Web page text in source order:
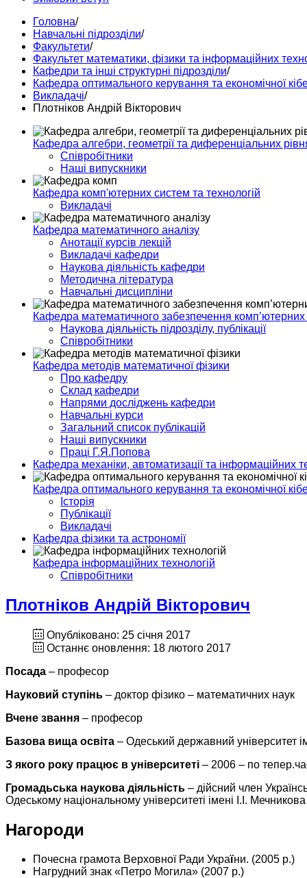
Головна/
Навчальні підрозділи/
Факультети/
Факультет математики, фізики та інформаційних
Кафедри та інші структурні підрозділи/
Кафедра оптимального керування та економічної
Викладачі/
Плотніков Андрій Вікторович
Кафедра алгебри, геометрії та диференціальних
Співробітники
Наші випускники
Кафедра комп'ютерних систем та технологій
Викладачі
Кафедра математичного аналізу
Анотації курсів лекцій
Викладачі кафедри
Наукова діяльність кафедри
Методична література
Навчальні дисципліни
Кафедра математичного забезпечення
Наукова діяльність підрозділу, публікації
Співробітники
Кафедра методів математичної фізики
Про кафедру
Склад кафедри
Напрями досліджень кафедри
Навчальні курси
Загальний список публікацій
Наші випускники
Праці Г.Я.Попова
Кафедра механіки, автоматизації та інформаційних
Кафедра оптимального керування та економічної
Історія
Публікації
Викладачі
Кафедра фізики та астрономії
Кафедра інформаційних технологій
Спiвробiтники
Плотніков Андрій Вікторович
Опубліковано: 25 січня 2017
Останнє оновлення: 18 лютого 2017
Посада – професор
Науковий ступінь – доктор фізико – математичних наук
Вчене звання – професор
Базова вища освіта – Одеський державний університет
З якого року працює в університеті – 2006 – по
Громадьська наукова діяльність – дійсний член
Одеському національному унiверситетi iменi I.I. Мечникова
Нагороди
Почесна грамота Верховної Ради України. (2005 р.)
Нагрудний знак «Петро Могила» (2007 р.)